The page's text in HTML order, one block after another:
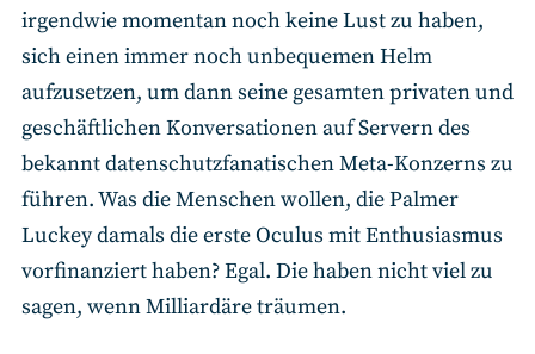
irgendwie momentan noch keine Lust zu haben,
sich einen immer noch unbequemen Helm
aufzusetzen, um dann seine gesamten privaten und
geschäftlichen Konversationen auf Servern des
bekannt datenschutzfanatischen Meta-Konzerns zu
führen. Was die Menschen wollen, die Palmer
Luckey damals die erste Oculus mit Enthusiasmus
vorfinanziert haben? Egal. Die haben nicht viel zu
sagen, wenn Milliardäre träumen.